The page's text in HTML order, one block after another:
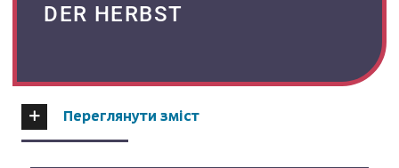
DER HERBST
Переглянути зміст